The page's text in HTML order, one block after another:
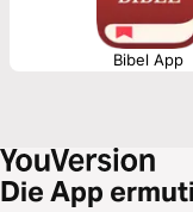
Bibel App
Die App